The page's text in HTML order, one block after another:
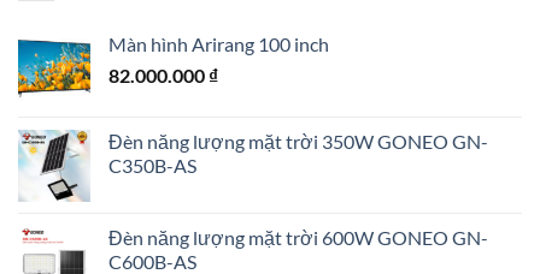
Màn hình Arirang 100 inch
82.000.000 ₫
Đèn năng lượng mặt trời 350W GONEO GN-
C350B-AS
Đèn năng lượng mặt trời 600W GONEO GN-
C600B-AS